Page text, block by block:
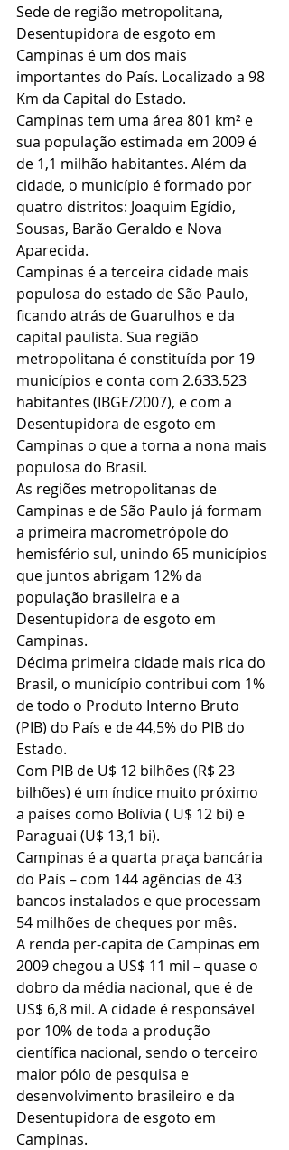
Sede de região metropolitana,
Desentupidora de esgoto em
Campinas é um dos mais
importantes do País. Localizado a 98
Km da Capital do Estado.
Campinas tem uma área 801 km² e
sua população estimada em 2009 é
de 1,1 milhão habitantes. Além da
cidade, o município é formado por
quatro distritos: Joaquim Egídio,
Sousas, Barão Geraldo e Nova
Aparecida.
Campinas é a terceira cidade mais
populosa do estado de São Paulo,
ficando atrás de Guarulhos e da
capital paulista. Sua região
metropolitana é constituída por 19
municípios e conta com 2.633.523
habitantes (IBGE/2007), e com a
Desentupidora de esgoto em
Campinas o que a torna a nona mais
populosa do Brasil.
As regiões metropolitanas de
Campinas e de São Paulo já formam
a primeira macrometrópole do
hemisfério sul, unindo 65 municípios
que juntos abrigam 12% da
população brasileira e a
Desentupidora de esgoto em
Campinas.
Décima primeira cidade mais rica do
Brasil, o município contribui com 1%
de todo o Produto Interno Bruto
(PIB) do País e de 44,5% do PIB do
Estado.
Com PIB de U$ 12 bilhões (R$ 23
bilhões) é um índice muito próximo
a países como Bolívia ( U$ 12 bi) e
Paraguai (U$ 13,1 bi).
Campinas é a quarta praça bancária
do País – com 144 agências de 43
bancos instalados e que processam
54 milhões de cheques por mês.
A renda per-capita de Campinas em
2009 chegou a US$ 11 mil – quase o
dobro da média nacional, que é de
US$ 6,8 mil. A cidade é responsável
por 10% de toda a produção
científica nacional, sendo o terceiro
maior pólo de pesquisa e
desenvolvimento brasileiro e da
Desentupidora de esgoto em
Campinas.